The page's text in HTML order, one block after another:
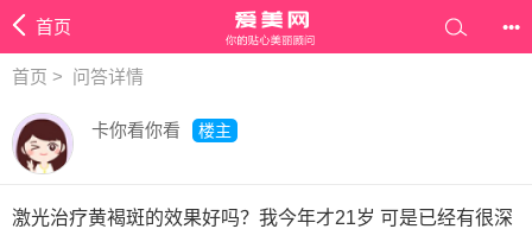
首页 •••
首页 > 问答详情
卡你看你看 楼主
激光治疗黄褐斑的效果好吗？我今年才21岁 可是已经有很深